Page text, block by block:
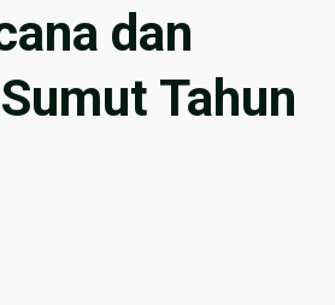
dan
Tahun